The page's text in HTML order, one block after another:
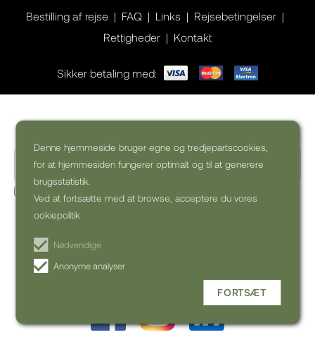
Denne hjemmeside bruger egne og tredjepartscookies,
for at hjemmesiden fungerer optimalt og til at generere
brugsstatistik.
Ved at fortsætte med at browse, acceptere du vores
ookiepolitik
Nødvendige
Anonyme analyser
FORTSÆT
Bestilling af rejse FAQ Links
Rejsebetingelser
Rettigheder
Kontakt
Sikker betaling med:
altid afmeldes)